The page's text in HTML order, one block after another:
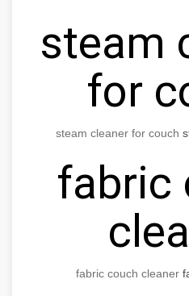
steam
for
steam cleaner for couch
fabric
fabric couch cleaner